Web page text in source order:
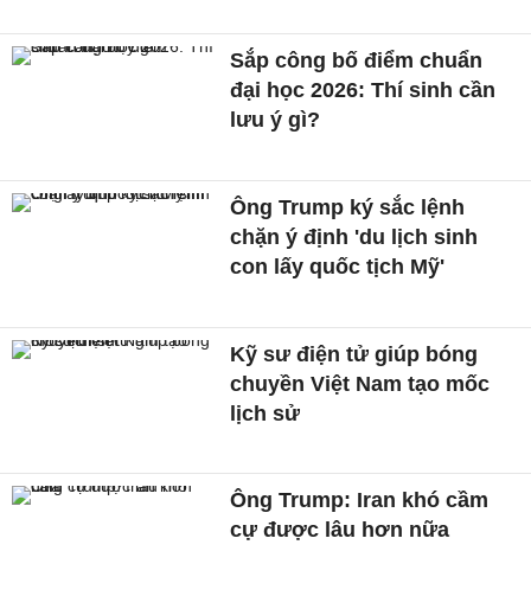
Sắp công bố điểm chuẩn
đại học 2026: Thí sinh cần
lưu ý gì?
Ông Trump ký sắc lệnh
chặn ý định 'du lịch sinh
con lấy quốc tịch Mỹ'
Kỹ sư điện tử giúp bóng
chuyền Việt Nam tạo mốc
lịch sử
Ông Trump: Iran khó cầm
cự được lâu hơn nữa